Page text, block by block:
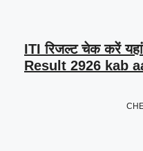
ITI रिजल्ट चेक करें
Result 2926 kab